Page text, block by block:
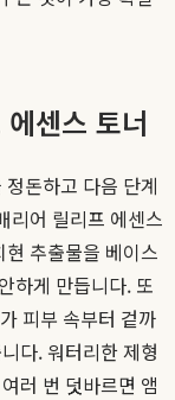
센스 토너
돈하고 다음 단계
리어 릴리프 에센스
추출물을 베이스
하게 만듭니다. 또
피부 속부터 겉까
다. 워터리한 제형
러 번 덧바르면 앰